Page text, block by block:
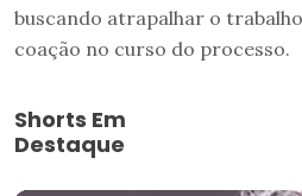
buscando atrapalhar o
coação no curso do processo.
Shorts Em
Destaque